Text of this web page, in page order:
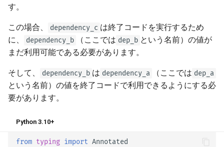
す。
この場合、 dependency_c は終了コードを実行するため
に、
dependency_b （ここでは dep_b という名前）の値が
まだ利用可能である必要があります。
そして、 dependency_b は dependency_a （ここでは dep_a
という名前）の値を終了コードで利用できるようにする必
要があります。
Python 3.10+
from typing import Annotated